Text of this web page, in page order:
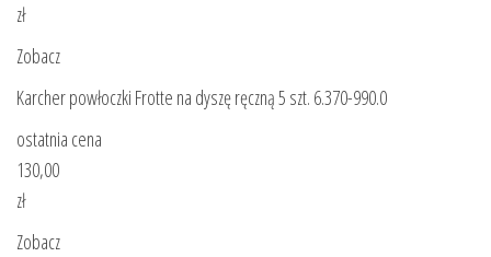
zł
Zobacz
Karcher powłoczki Frotte na dyszę ręczną 5 szt. 6.370-990.0
ostatnia cena
130,00
zł
Zobacz